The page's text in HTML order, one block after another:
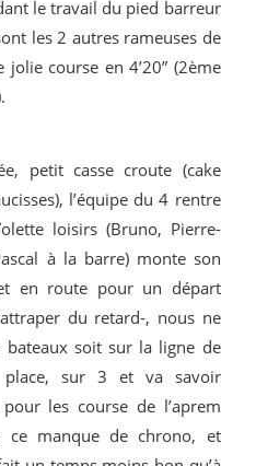
le travail du pied barreur
les 2 autres rameuses de
course en 4’20” (2ème
petit casse croute (cake
l’équipe du 4 rentre
loisirs (Bruno, Pierre-
à la barre) monte son
en route pour un départ
du retard-, nous ne
soit sur la ligne de
sur 3 et va savoir
les course de l’aprem
ce manque de chrono, et